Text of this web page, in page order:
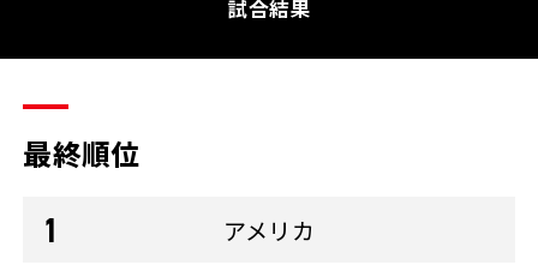
試合結果
最終順位
アメリカ